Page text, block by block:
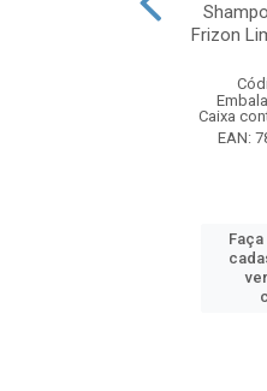
Frizon
Caixa
EAN: